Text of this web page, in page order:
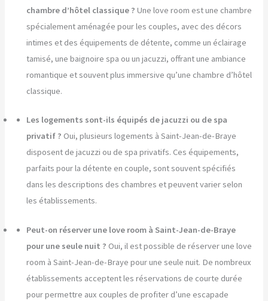
chambre d’hôtel classique ? Une love room est une chambre
spécialement aménagée pour les couples, avec des décors
intimes et des équipements de détente, comme un éclairage
tamisé, une baignoire spa ou un jacuzzi, offrant une ambiance
romantique et souvent plus immersive qu’une chambre d’hôtel
classique.
Les logements sont-ils équipés de jacuzzi ou de spa
privatif ? Oui, plusieurs logements à Saint-Jean-de-Braye
disposent de jacuzzi ou de spa privatifs. Ces équipements,
parfaits pour la détente en couple, sont souvent spécifiés
dans les descriptions des chambres et peuvent varier selon
les établissements.
Peut-on réserver une love room à Saint-Jean-de-Braye
pour une seule nuit ? Oui, il est possible de réserver une love
room à Saint-Jean-de-Braye pour une seule nuit. De nombreux
établissements acceptent les réservations de courte durée
pour permettre aux couples de profiter d’une escapade